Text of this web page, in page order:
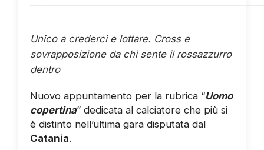
Unico a crederci e lottare. Cross e
sovrapposizione da chi sente il rossazzurro
dentro
Nuovo appuntamento per la rubrica “Uomo
copertina” dedicata al calciatore che più si
è distinto nell’ultima gara disputata dal
Catania.